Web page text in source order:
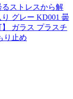
るストレスから解
グレー KD001 曇
ガラス プラスチ
り止め